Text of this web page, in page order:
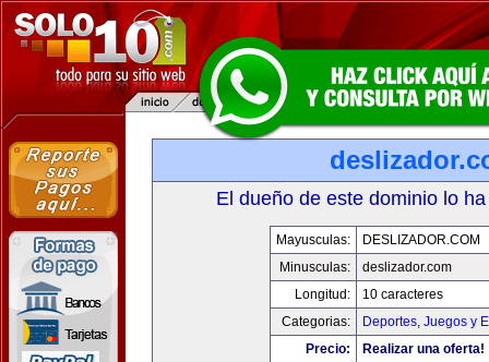
El dueño de este dominio lo
Mayusculas:
DESLIZADOR.COM
Minusculas:
deslizador.com
Longitud:
10 caracteres
Categorias:
Deportes, Juegos y
Precio:
Realizar una oferta!